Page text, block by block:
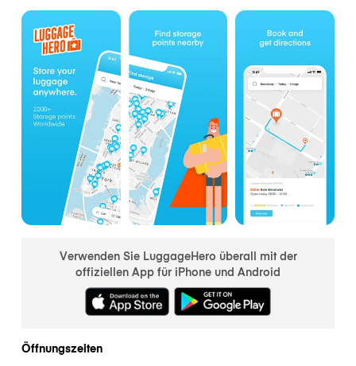
Verwenden Sie LuggageHero überall mit der
offiziellen App für iPhone und Android
Öffnungszeiten